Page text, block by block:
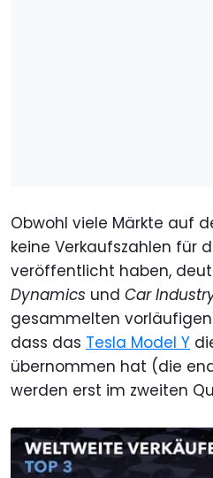
Obwohl viele Märkte auf
keine Verkaufszahlen für
veröffentlicht haben,
Dynamics und Car
gesammelten
dass das Tesla Model Y
übernommen hat (die
werden erst im zweiten